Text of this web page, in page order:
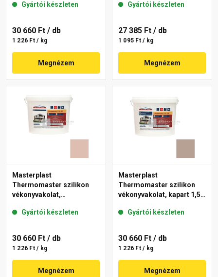
Gyártói készleten
30 660 Ft / db
1 226 Ft / kg
Megnézem
Gyártói készleten
27 385 Ft / db
1 095 Ft / kg
Megnézem
Masterplast
Thermomaster szilikon
vékonyvakolat,
13-D 25 kg
Gyártói készleten
30 660 Ft / db
1 226 Ft / kg
Megnézem
Masterplast
Thermomaster szilikon
vékonyvakolat, kapart 1,5
Gyártói készleten
30 660 Ft / db
1 226 Ft / kg
Megnézem